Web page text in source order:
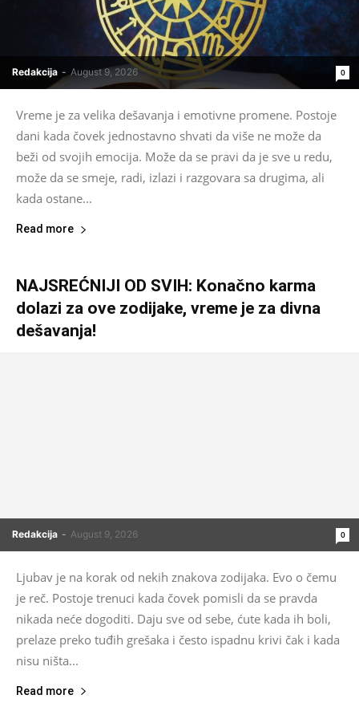
Redakcija - August 9, 2026 0
Vreme je za velika dešavanja i emotivne promene. Postoje
dani kada čovek jednostavno shvati da više ne može da
beži od svojih emocija. Može da se pravi da je sve u redu,
može da se smeje, radi, izlazi i razgovara sa drugima, ali
kada ostane...
Read more
NAJSREĆNIJI OD SVIH: Konačno karma
dolazi za ove zodijake, vreme je za divna
dešavanja!
Redakcija - August 9, 2026 0
Ljubav je na korak od nekih znakova zodijaka. Evo o čemu
je reč. Postoje trenuci kada čovek pomisli da se pravda
nikada neće dogoditi. Daju sve od sebe, ćute kada ih boli,
prelaze preko tuđih grešaka i često ispadnu krivi čak i kada
nisu ništa...
Read more